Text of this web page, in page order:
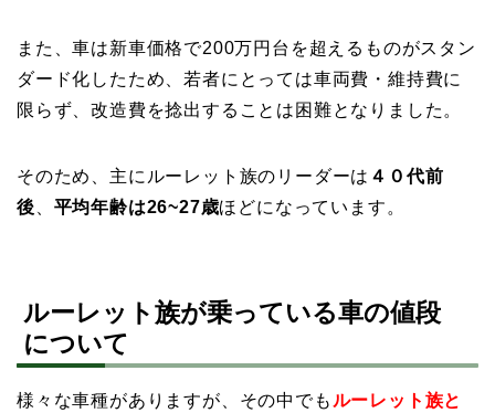
また、車は新車価格で200万円台を超えるものがスタン
ダード化したため、若者にとっては車両費・維持費に
限らず、改造費を捻出することは困難となりました。
そのため、主にルーレット族のリーダーは ４０代前
後
平均年齢は26~27歳ほどになっています。
ルーレット族が乗っている車の値段
について
様々な車種がありますが、その中でも ルーレット族と